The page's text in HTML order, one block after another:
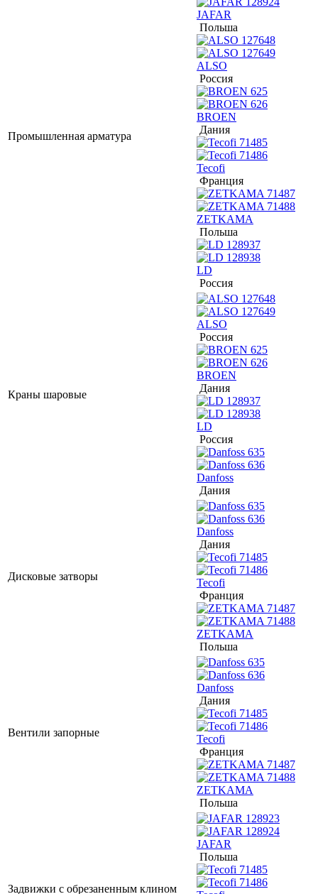
Промышленная арматура
JAFAR
Польша
ALSO
Россия
BROEN
Дания
Tecofi
Франция
ZETKAMA
Польша
LD
Россия
Краны шаровые
ALSO
Россия
BROEN
Дания
LD
Россия
Danfoss
Дания
Дисковые затворы
Danfoss
Дания
Tecofi
Франция
ZETKAMA
Польша
Вентили запорные
Danfoss
Дания
Tecofi
Франция
ZETKAMA
Польша
Задвижки с обрезаненным клином
JAFAR
Польша